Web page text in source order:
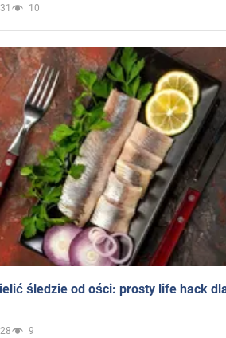
10
śledzie od ości: prosty life hack
9